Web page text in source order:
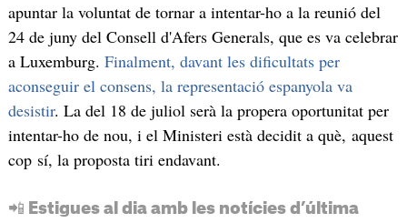
apuntar la voluntat de tornar a intentar-ho a la reunió del
24 de juny del Consell d'Afers Generals, que es va celebrar
a Luxemburg. Finalment, davant les dificultats per
aconseguir el consens, la representació espanyola va
desistir. La del 18 de juliol serà la propera oportunitat per
intentar-ho de nou, i el Ministeri està decidit a què, aquest
cop sí, la proposta tiri endavant.
📲 Estigues al dia amb les notícies d’última